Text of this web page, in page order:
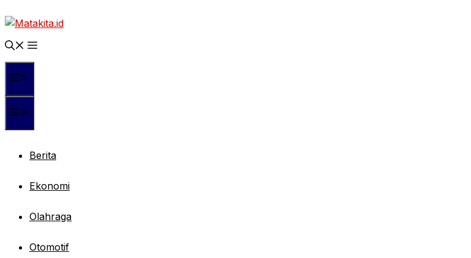
ke
isi
Berita
Ekonomi
Olahraga
Otomotif